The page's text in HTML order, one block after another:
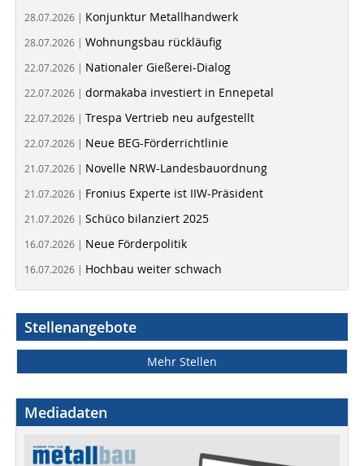
28.07.2026 | Konjunktur Metallhandwerk
28.07.2026 | Wohnungsbau rückläufig
22.07.2026 | Nationaler Gießerei-Dialog
22.07.2026 | dormakaba investiert in Ennepetal
22.07.2026 | Trespa Vertrieb neu aufgestellt
22.07.2026 | Neue BEG-Förderrichtlinie
21.07.2026 | Novelle NRW-Landesbauordnung
21.07.2026 | Fronius Experte ist IIW-Präsident
21.07.2026 | Schüco bilanziert 2025
16.07.2026 | Neue Förderpolitik
16.07.2026 | Hochbau weiter schwach
Stellenangebote
Mehr Stellen
Mediadaten